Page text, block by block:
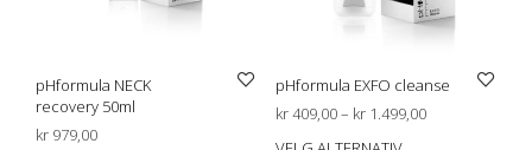
pHformula NECK
recovery 50ml
kr 979,00
pHformula EXFO cleanse
kr409,00– kr1.499,00Prisområde: